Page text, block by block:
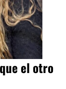
el otro